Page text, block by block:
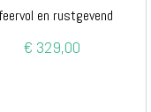
en rustgevend
€ 329,00